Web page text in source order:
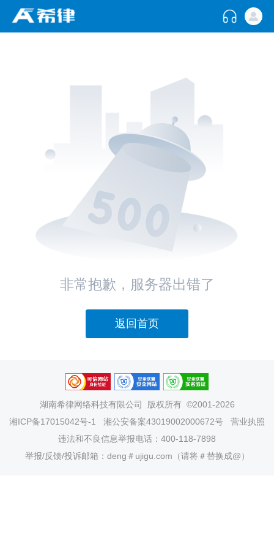
非常抱歉，服务器出错了
返回首页
湖南希律网络科技有限公司
版权所有 ©2001-2026
湘ICP备17015042号-1
湘公安备案43019002000672号
营业执照
违法和不良信息举报电话：400-118-7898
举报/反馈/投诉邮箱：deng＃ujigu.com（请将＃替换成@）